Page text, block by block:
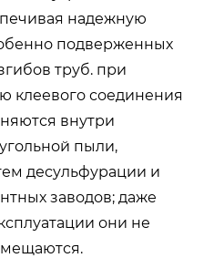
надежную
подверженных
труб. при
клеевого соединения
внутри
пыли,
десульфурации и
заводов; даже
они не